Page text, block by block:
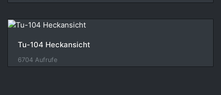
Tu-104 Heckansicht
6704 Aufrufe